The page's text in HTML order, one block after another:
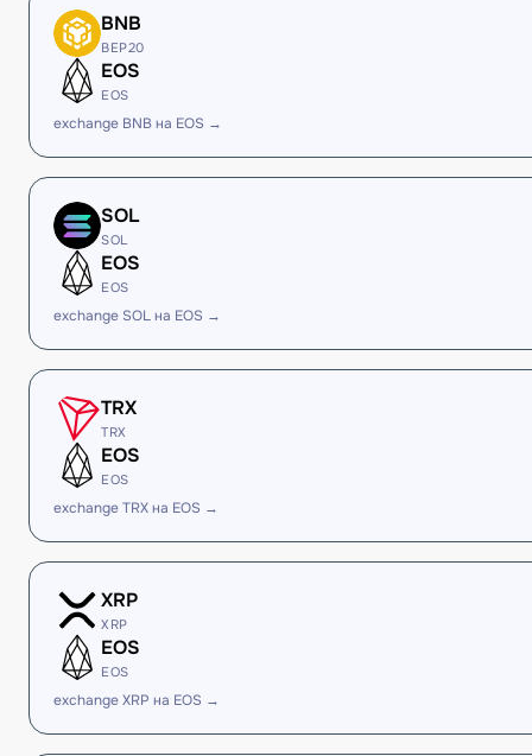
BNB
BEP20
EOS
EOS
exchange BNB на EOS →
SOL
SOL
EOS
EOS
exchange SOL на EOS →
TRX
TRX
EOS
EOS
exchange TRX на EOS →
XRP
XRP
EOS
EOS
exchange XRP на EOS →